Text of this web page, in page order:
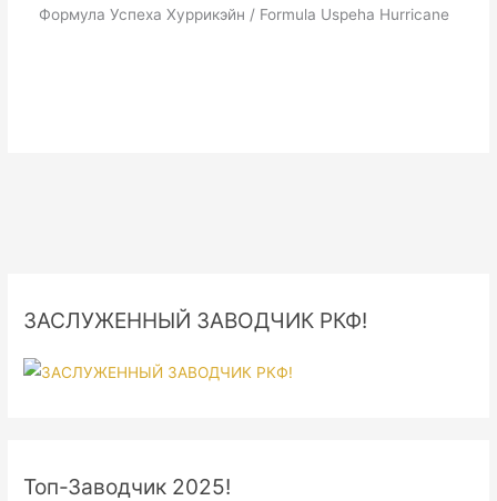
Формула Успеха Хуррикэйн / Formula Uspeha Hurricane
ЗАСЛУЖЕННЫЙ ЗАВОДЧИК РКФ!
Топ-Заводчик 2025!